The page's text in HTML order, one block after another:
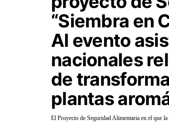
“Siembra en
Al evento
nacionales
de
plantas
El Proyecto de Seguridad Alimentaria en el que